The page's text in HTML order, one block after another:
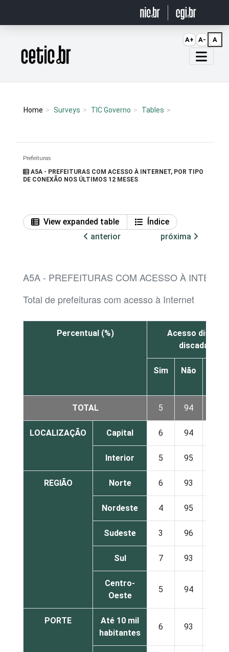
Página inicial
Home Surveys TIC Governo Tables
Prefeituras
A5A - PREFEITURAS COM ACESSO À INTERNET, POR TIPO
DE CONEXÃO NOS ÚLTIMOS 12 MESES
View expanded table
Índice
anterior
próxima
A5A - PREFEITURAS COM ACESSO À
Total de prefeituras com acesso à Internet
Percentual (%)
Acesso
discada via
Sim Não
TOTAL 5 94
LOCALIZAÇÃO Capital 6 94
Interior 5 95
REGIÃO Norte 6 93
Nordeste 4 95
Sudeste 3 96
Sul 7 93
Centro-
Oeste
5 94
PORTE
Até 10 mil
habitantes
6 93
A+ A- A